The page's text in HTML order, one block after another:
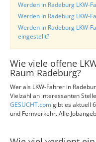
Werden in Radeburg LKW-
Werden in Radeburg LKW-
Werden in Radeburg LKW-
eingestellt?
Wie viele offene
Raum Radeburg?
Wer als LKW-Fahrer in
Vielzahl an interessanten
GESUCHT.comgibt es aktuell
und Fernverkehr. Alle